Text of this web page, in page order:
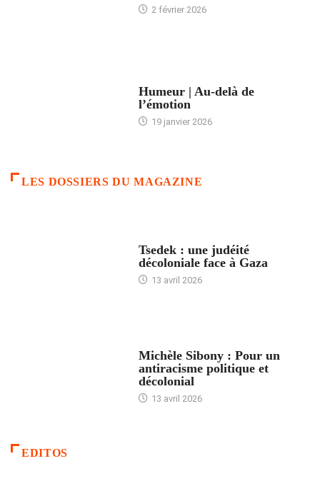
2 février 2026
Humeur | Au-delà de
l’émotion
19 janvier 2026
LES DOSSIERS DU MAGAZINE
Tsedek : une judéité
décoloniale face à Gaza
13 avril 2026
Michèle Sibony : Pour un
antiracisme politique et
décolonial
13 avril 2026
EDITOS